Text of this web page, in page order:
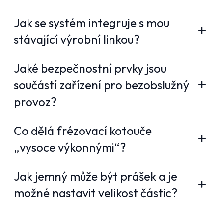
Jak se systém integruje s mou
stávající výrobní linkou?
Jaké bezpečnostní prvky jsou
součástí zařízení pro bezobslužný
provoz?
Co dělá frézovací kotouče
„vysoce výkonnými“?
Jak jemný může být prášek a je
možné nastavit velikost částic?